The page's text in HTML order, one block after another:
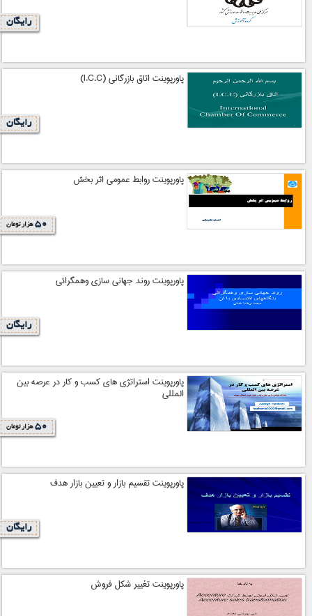
رایگان
پاورپوینت اتاق بازرگانی (I.C.C)
رایگان
پاورپوینت روابط عمومی اثر بخش
50 هزار تومان
پاورپوینت روند جهانی سازی وهمگرائی
رایگان
پاورپوینت استراتژی های کسب و کار در عرصه بین
المللی
50 هزار تومان
پاورپوینت تقسيم بازار و تعيين بازار هدف
رایگان
پاورپوینت تغيير شكل فروش